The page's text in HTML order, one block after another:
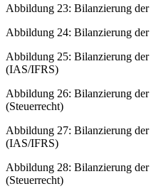
Abbildung 23: Bilanzierung
Abbildung 24: Bilanzierung der
Abbildung 25: Bilanzierung
(IAS/IFRS)
Abbildung 26: Bilanzierung
(Steuerrecht)
Abbildung 27: Bilanzierung
(IAS/IFRS)
Abbildung 28: Bilanzierung
(Steuerrecht)